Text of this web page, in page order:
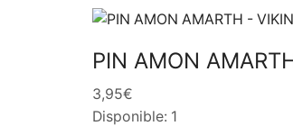
PIN AMON
3,95€
Disponible: 1